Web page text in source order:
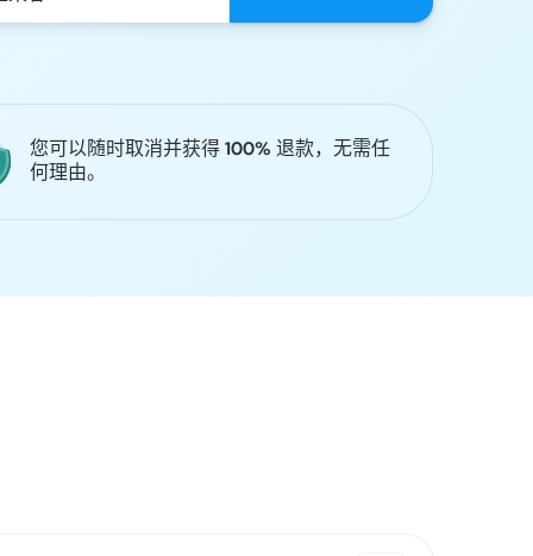
您可以随时取消并获得 100% 退款，无需任
何理由。